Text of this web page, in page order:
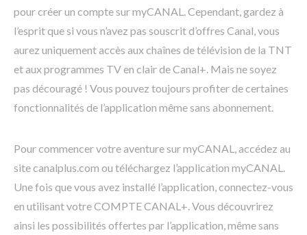
pour créer un compte sur myCANAL. Cependant, gardez à
l’esprit que si vous n’avez pas souscrit d’offres Canal, vous
aurez uniquement accès aux chaînes de télévision de la TNT
et aux programmes TV en clair de Canal+. Mais ne soyez
pas découragé ! Vous pouvez toujours profiter de certaines
fonctionnalités de l’application même sans abonnement.
Pour commencer votre aventure sur myCANAL, accédez au
site canalplus.com ou téléchargez l’application myCANAL.
Une fois que vous avez installé l’application, connectez-vous
en utilisant votre COMPTE CANAL+. Vous découvrirez
ainsi les possibilités offertes par l’application, même sans